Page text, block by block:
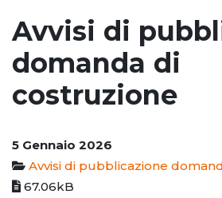
Avvisi di
domanda di
costruzione
5 Gennaio 2026
Avvisi di pubblicazione
67.06kB